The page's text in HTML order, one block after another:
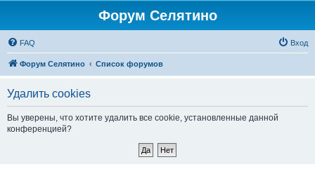
Форум Селятино
FAQ Вход
Форум Селятино Список форумов
Удалить cookies
Вы уверены, что хотите удалить все cookie, установленные данной
конференцией?